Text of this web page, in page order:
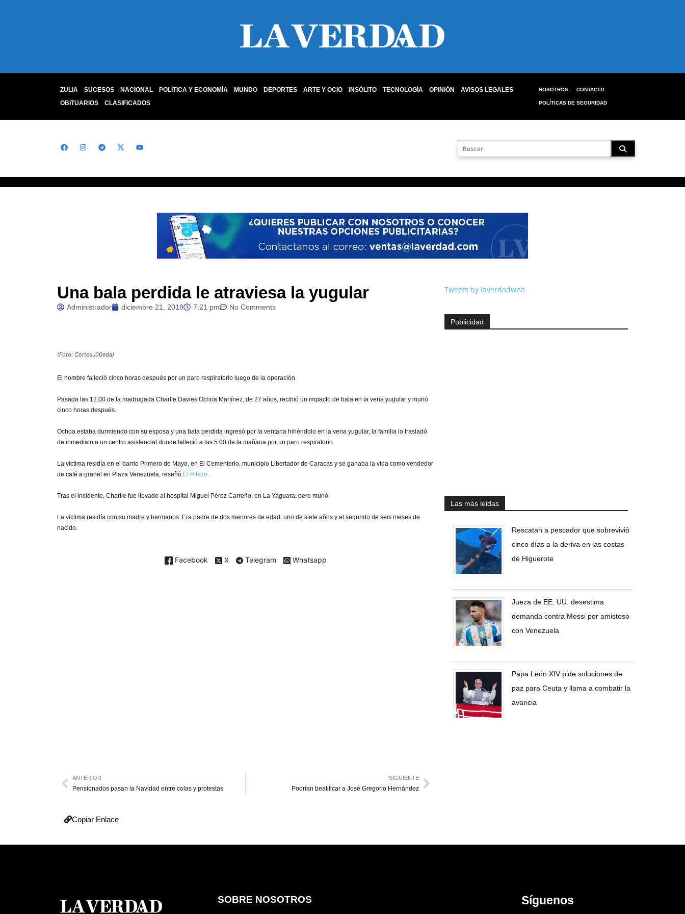
ZULIA SUCESOS NACIONAL POLÍTICA Y ECONOMÍA MUNDO DEPORTES ARTE Y OCIO INSÓLITO TECNOLOGÍA OPINIÓN
AVISOS LEGALES
OBITUARIOS
CLASIFICADOS
NOSOTROS CONTACTO
POLÍTICAS DE SEGURIDAD
Una bala perdida le atraviesa la yugular
Administrador diciembre 21, 2018 7:21 pm No Comments
(Foto: Cortesu00eda)
El hombre falleció cinco horas después por un paro respiratorio luego de la operación
Pasada las 12.00 de la madrugada Charlie Davies Ochoa Martínez, de 27 años, recibió un impacto de bala en la vena yugular y murió
cinco horas después.
Ochoa estaba durmiendo con su esposa y una bala perdida ingresó por la ventana hiriéndolo en la vena yugular, la familia lo trasladó
de inmediato a un centro asistencial donde falleció a las 5.00 de la mañana por un paro respiratorio.
La víctima residía en el barrio Primero de Mayo, en El Cementerio, municipio Libertador de Caracas y se ganaba la vida como vendedor
de café a granel en Plaza Venezuela, reseñó El Pitazo.
Tras el incidente, Charlie fue llevado al hospital Miguel Pérez Carreño, en La Yaguara, pero murió.
La víctima residía con su madre y hermanos. Era padre de dos menores de edad: uno de siete años y el segundo de seis meses de
nacido.
Facebook X Telegram Whatsapp
Tweets by laverdadweb
Publicidad
Las más leidas
Rescatan a pescador que sobrevivió
cinco días a la deriva en las costas
de Higuerote
Jueza de EE. UU. desestima
demanda contra Messi por amistoso
con Venezuela
Papa León XIV pide soluciones de
paz para Ceuta y llama a combatir la
avaricia
ANTERIOR
Pensionados pasan la Navidad entre colas y protestas
SIGUIENTE
Podrían beatificar a José Gregorio Hernández
Copiar Enlace
SOBRE NOSOTROS Síguenos